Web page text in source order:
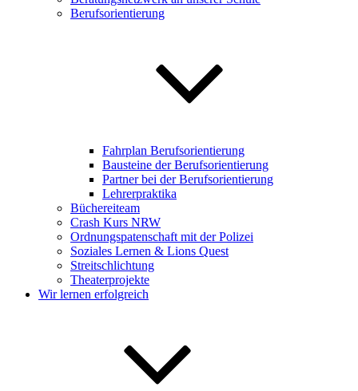
Berufsorientierung
Fahrplan Berufsorientierung
Bausteine der Berufsorientierung
Partner bei der Berufsorientierung
Lehrerpraktika
Büchereiteam
Crash Kurs NRW
Ordnungspatenschaft mit der Polizei
Soziales Lernen & Lions Quest
Streitschlichtung
Theaterprojekte
Wir lernen erfolgreich